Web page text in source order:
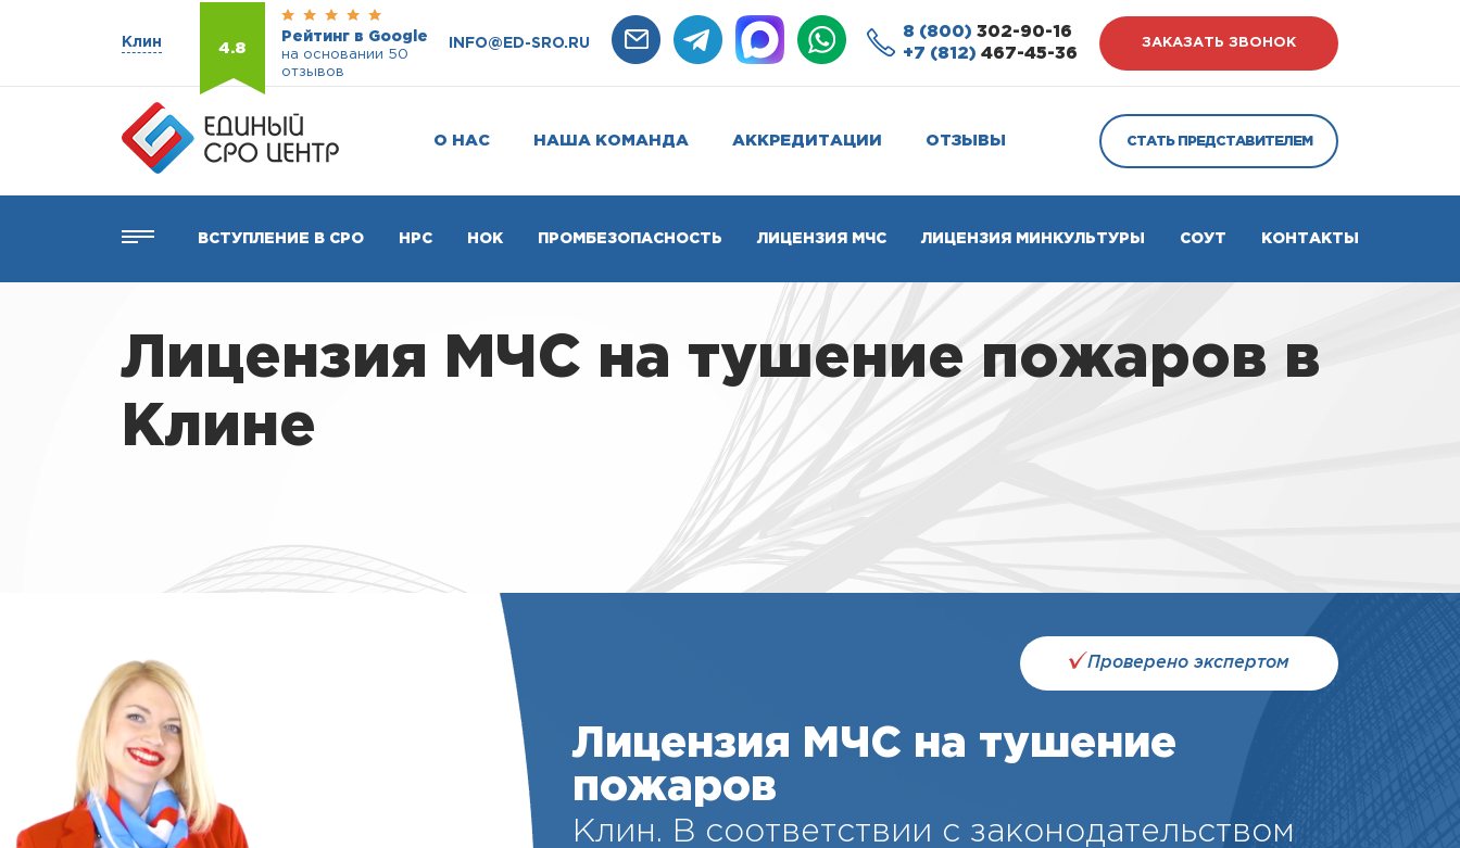
Клин 4.8
Рейтинг в Google
на основании 50
отзывов
INFO@ED-SRO.RU
8 (800) 302-90-16
+7 (812) 467-45-36
ЗАКАЗАТЬ ЗВОНОК
О НАС НАША КОМАНДА АККРЕДИТАЦИИ ОТЗЫВЫ СТАТЬ ПРЕДСТАВИТЕЛЕМ
ВСТУПЛЕНИЕ В СРО НРС НОК ПРОМБЕЗОПАСНОСТЬ ЛИЦЕНЗИЯ МЧС ЛИЦЕНЗИЯ МИНКУЛЬТУРЫ СОУТ КОНТАКТЫ
Лицензия МЧС на тушение пожаров в
Клине
Проверено экспертом
Лицензия МЧС на тушение
пожаров
Клин. В соответствии с законодательством